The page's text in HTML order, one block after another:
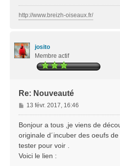
http://www.breizh-oiseaux.fr/
josito
Membre actif
Re: Nouveauté
M
e
s
s
a
g
e
13 févr. 2017, 16:46
Bonjour a tous ,je viens de
originale d´incuber des oeufs
tester pour voir .
Voici le lien :